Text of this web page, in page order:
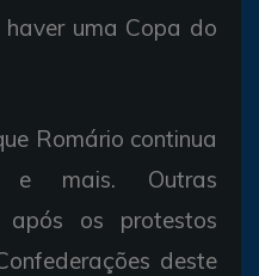
uma Copa do
Romário continua
e mais. Outras
após os protestos
deste